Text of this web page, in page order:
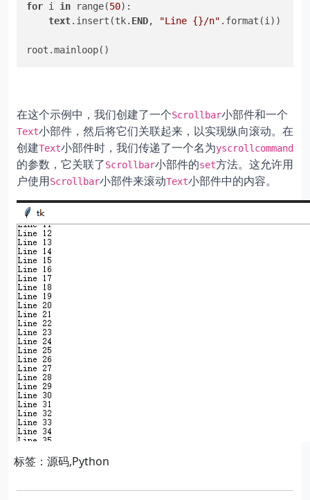
for i in range(50):
text.insert(tk. END, "Line {}/n" .format(i))
在这个示例中，我们创建了一个Scrollbar小部件和一个
Text小部件，然后将它们关联起来，以实现纵向滚动。在
创建Text小部件时，我们传递了一个名为yscrollcommand
的参数，它关联了Scrollbar小部件的set方法。这允许用
户使用Scrollbar小部件来滚动Text小部件中的内容。
标签：源码,Python